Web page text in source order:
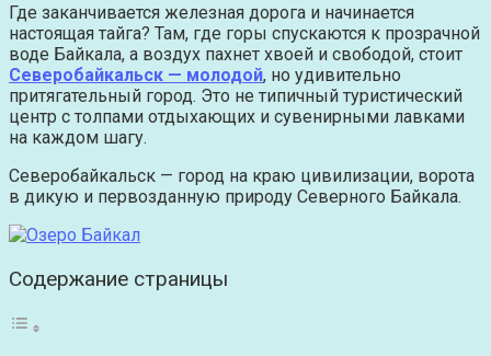
Где заканчивается железная дорога и начинается
настоящая тайга? Там, где горы спускаются к прозрачной
воде Байкала, а воздух пахнет хвоей и свободой, стоит
Северобайкальск — молодой, но удивительно
притягательный город. Это не типичный туристический
центр с толпами отдыхающих и сувенирными лавками
на каждом шагу.
Северобайкальск — город на краю цивилизации, ворота
в дикую и первозданную природу Северного Байкала.
Содержание страницы